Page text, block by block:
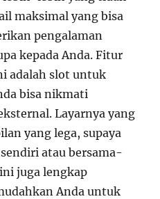
maksimal yang bisa
pengalaman
kepada Anda. Fitur
adalah slot untuk
bisa nikmati
Layarnya yang
yang lega, supaya
atau bersama-
juga lengkap
Anda untuk